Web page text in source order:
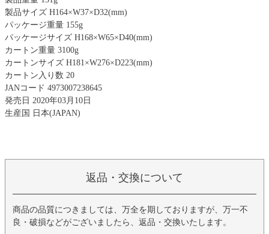
製品サイズ H164×W37×D32(mm)
パッケージ重量 155g
パッケージサイズ H168×W65×D40(mm)
カートン重量 3100g
カートンサイズ H181×W276×D223(mm)
カートン入り数 20
JANコード 4973007238645
発売日 2020年03月10日
生産国 日本(JAPAN)
返品・交換について
商品の品質につきましては、万全を期しておりますが、万一不
良・破損などがございましたら、返品・交換いたします。